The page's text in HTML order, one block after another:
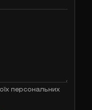
персональних